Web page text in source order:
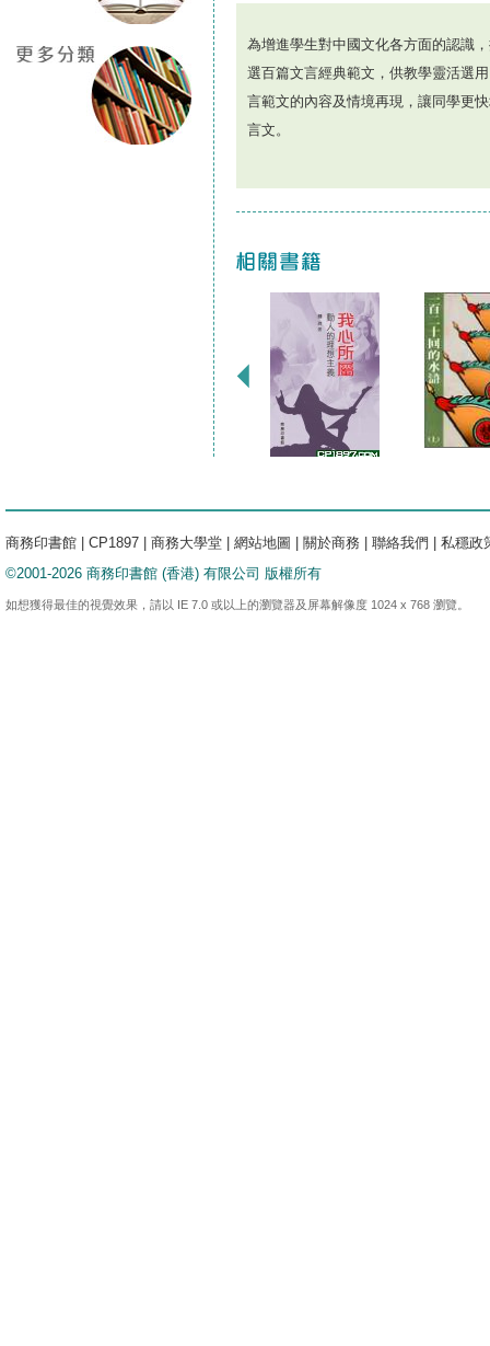
為增進學生對中國文化各方面的認識
選百篇文言經典範文，供教學靈活選
言範文的內容及情境再現，讓同學更
言文。
商務印書館 CP1897 商務大學堂 網站地圖 關於商務 聯絡我們
私穩政
©2001-2026 商務印書館 (香港) 有限公司 版權所有
如想獲得最佳的視覺效果，請以 IE 7.0 或以上的瀏覽器及屏幕解像度 1024 x 768 瀏覽。